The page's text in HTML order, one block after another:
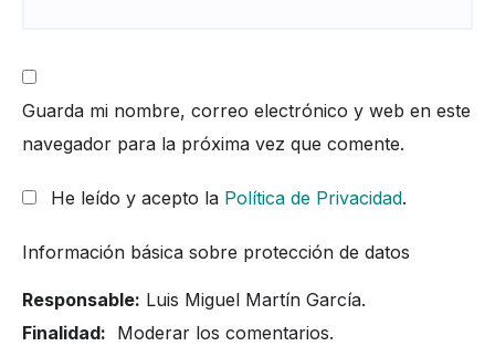
Guarda mi nombre, correo electrónico y web en este
navegador para la próxima vez que comente.
He leído y acepto la Política de Privacidad.
Información básica sobre protección de datos
Responsable: Luis Miguel Martín García.
Finalidad: Moderar los comentarios.